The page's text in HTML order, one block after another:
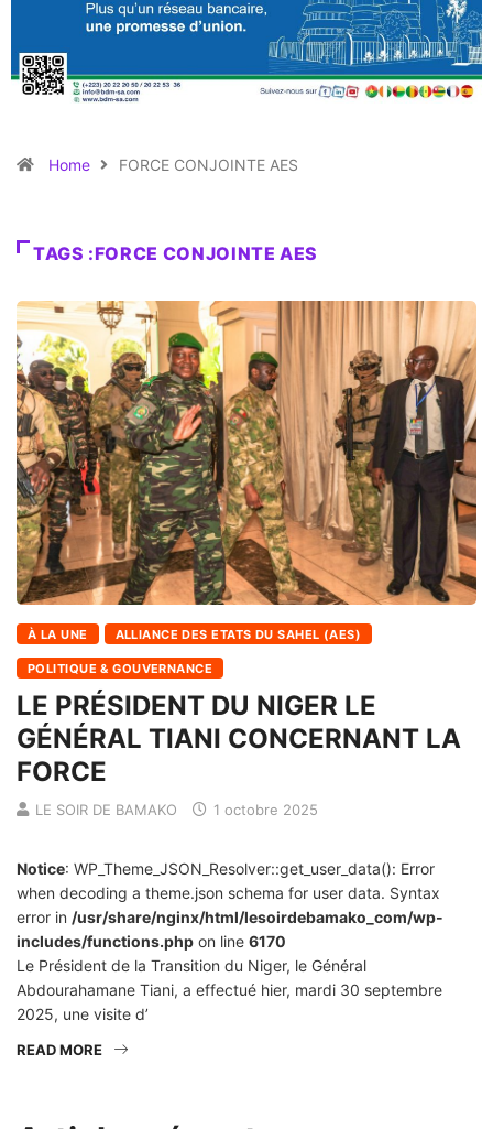
Home FORCE CONJOINTE AES
TAGS :FORCE CONJOINTE AES
À LA UNE ALLIANCE DES ETATS DU SAHEL (AES)
POLITIQUE & GOUVERNANCE
LE PRÉSIDENT DU NIGER LE
GÉNÉRAL TIANI CONCERNANT LA
FORCE
LE SOIR DE BAMAKO 1 octobre 2025
Notice: WP_Theme_JSON_Resolver::get_user_data(): Error
when decoding a theme.json schema for user data. Syntax
error in /usr/share/nginx/html/lesoirdebamako_com/wp-
includes/functions.php on line 6170
Le Président de la Transition du Niger, le Général
Abdourahamane Tiani, a effectué hier, mardi 30 septembre
2025, une visite d’
READ MORE